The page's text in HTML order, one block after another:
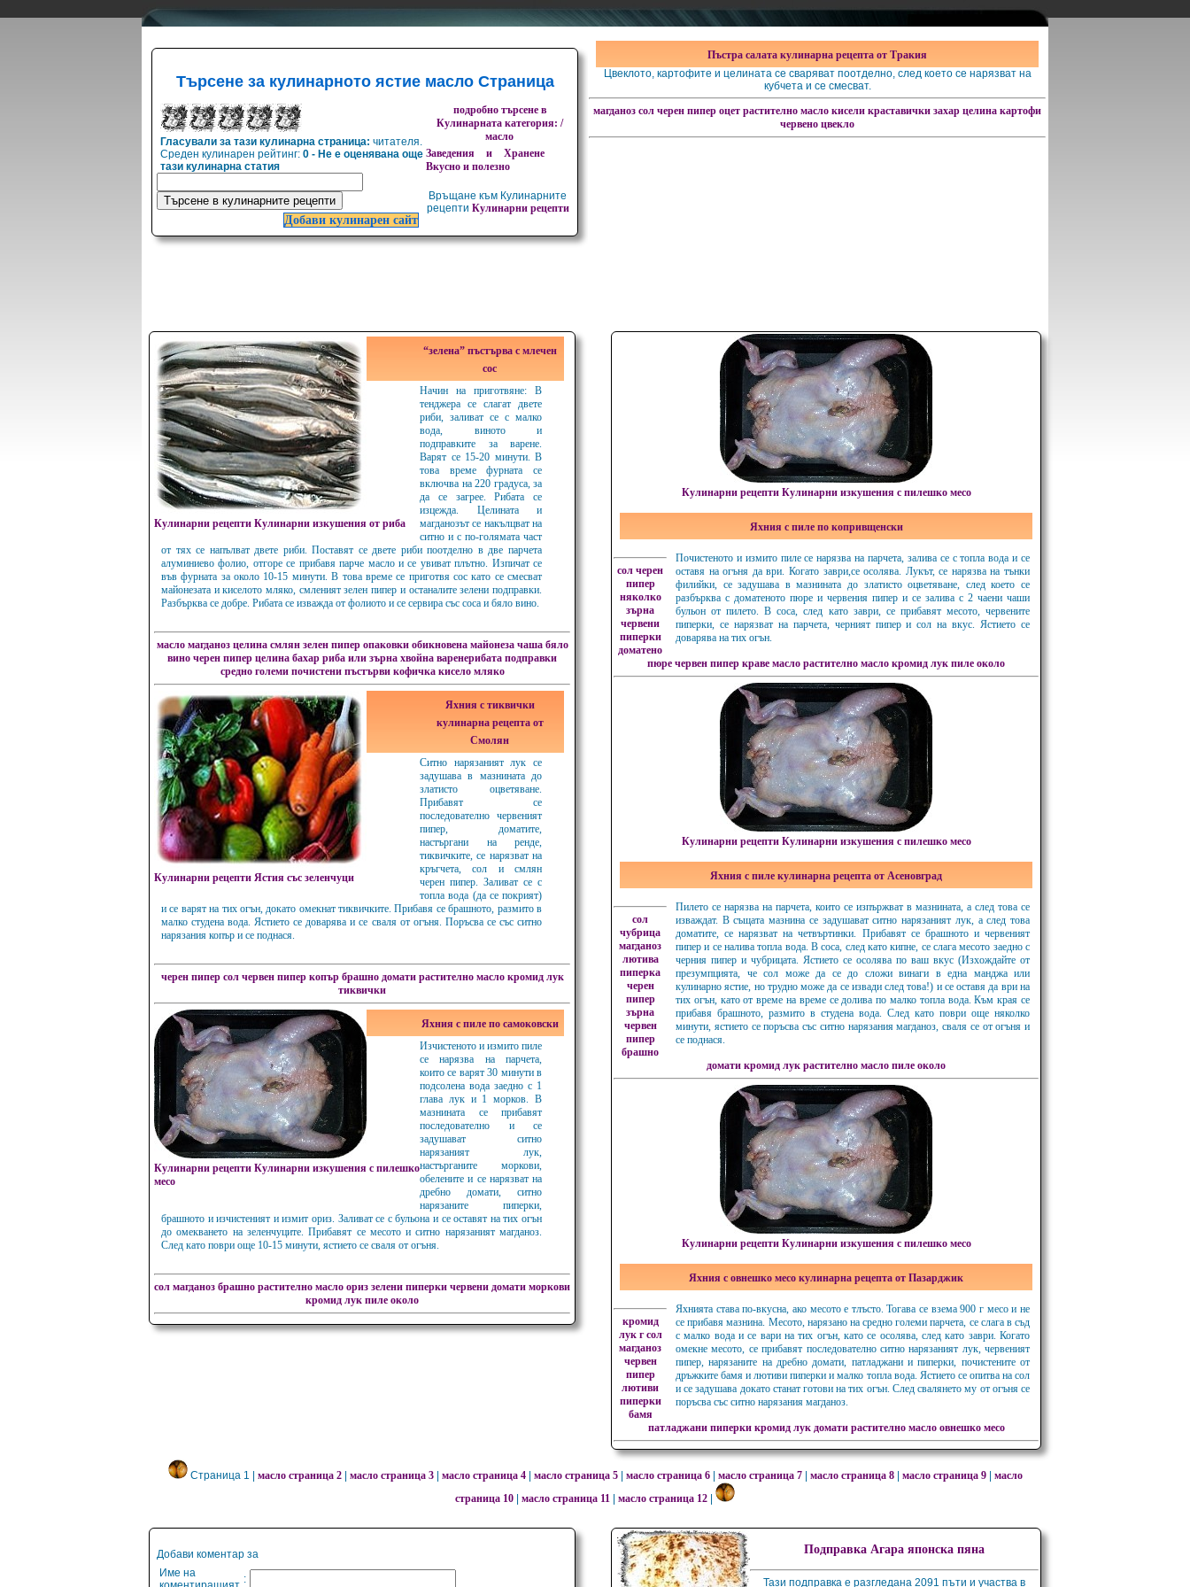
Търсене за кулинарното ястие масло Страница
Гласували за тази кулинарна страница: читателя.
Среден кулинарен рейтинг: 0 - Не е оценявана още
тази кулинарна статия
подробно търсене в
Кулинарната категория: /
масло
Добави кулинарен сайт
Заведения и Хранене
Вкусно и полезно
Връщане към Кулинарните
рецепти Кулинарни рецепти
Пъстра салата кулинарна рецепта от Тракия
Цвеклото, картофите и целината се сваряват поотделно, след което се нарязват на
кубчета и се смесват.
магданоз сол черен пипер оцет растително масло кисели краставички захар целина картофи
червено цвекло
Кулинарни рецепти Кулинарни изкушения от риба
“зелена” пъстърва с млечен
сос
Начин на приготвяне: В
тенджера се слагат двете
риби, заливат се с малко
вода, виното и
подправките за варене.
Варят се 15-20 минути. В
това време фурната се
включва на 220 градуса, за
да се загрее. Рибата се
изцежда. Целината и
магданозът се накълцват на
ситно и с по-голямата част
от тях се напълват двете риби. Поставят се двете риби поотделно в две парчета
алуминиево фолио, отгоре се прибавя парче масло и се увиват плътно. Изпичат се
във фурната за около 10-15 минути. В това време се приготвя сос като се смесват
майонезата и киселото мляко, смленият зелен пипер и останалите зелени подправки.
Разбърква се добре. Рибата се изважда от фолиото и се сервира със соса и бяло вино.
масло магданоз целина смлян зелен пипер опаковки обикновена майонеза чаша бяло
вино черен пипер целина бахар риба или зърна хвойна варенерибата подправки
средно големи почистени пъстърви кофичка кисело мляко
Кулинарни рецепти Ястия със зеленчуци
Яхния с тиквички
кулинарна рецепта от
Смолян
Ситно нарязаният лук се
задушава в мазнината до
златисто оцветяване.
Прибавят се
последователно червеният
пипер, доматите,
настъргани на ренде,
тиквичките, се нарязват на
кръгчета, сол и смлян
черен пипер. Заливат се с
топла вода (да се покрият)
и се варят на тих огън, докато омекнат тиквичките. Прибавя се брашното, размито в
малко студена вода. Ястието се доварява и се сваля от огъня. Поръсва се със ситно
нарязания копър и се поднася.
черен пипер сол червен пипер копър брашно домати растително масло кромид лук
тиквички
Кулинарни рецепти Кулинарни изкушения с пилешко
месо
Яхния с пиле по самоковски
Изчистеното и измито пиле
се нарязва на парчета,
които се варят 30 минути в
подсолена вода заедно с 1
глава лук и 1 морков. В
мазнината се прибавят
последователно и се
задушават ситно
нарязаният лук,
настърганите моркови,
обелените и се нарязват на
дребно домати, ситно
нарязаните пиперки,
брашното и изчистеният и измит ориз. Заливат се с бульона и се оставят на тих огън
до омекването на зеленчуците. Прибавят се месото и ситно нарязаният магданоз.
След като поври още 10-15 минути, ястието се сваля от огъня.
сол магданоз брашно растително масло ориз зелени пиперки червени домати моркови
кромид лук пиле около
Кулинарни рецепти Кулинарни изкушения с пилешко месо
Яхния с пиле по копривщенски
Почистеното и измито пиле се нарязва на парчета, залива се с топла вода и се
оставя на огъня да ври. Когато заври,се осолява. Лукът, се нарязва на тънки
филийки, се задушава в мазнината до златисто оцветяване, след което се
разбърква с доматеното пюре и червения пипер и се залива с 2 чаени чаши
бульон от пилето. В соса, след като заври, се прибавят месото, червените
пиперки, се нарязват на парчета, черният пипер и сол на вкус. Ястието се
доварява на тих огън.
сол черен
пипер
няколко
зърна
червени
пиперки
доматено
пюре червен пипер краве масло растително масло кромид лук пиле около
Кулинарни рецепти Кулинарни изкушения с пилешко месо
Яхния с пиле кулинарна рецепта от Асеновград
Пилето се нарязва на парчета, които се изпържват в мазнината, а след това се
изваждат. В същата мазнина се задушават ситно нарязаният лук, а след това
доматите, се нарязват на четвъртинки. Прибавят се брашното и червеният
пипер и се налива топла вода. В соса, след като кипне, се слага месото заедно с
черния пипер и чубрицата. Ястието се осолява по ваш вкус (Изхождайте от
презумпцията, че сол може да се до сложи винаги в една манджа или
кулинарно ястие, но трудно може да се извади след това!) и се оставя да ври на
тих огън, като от време на време се долива по малко топла вода. Към края се
прибавя брашното, размито в студена вода. След като поври още няколко
минути, ястието се поръсва със ситно нарязания магданоз, сваля се от огъня и
се поднася.
сол
чубрица
магданоз
лютива
пиперка
черен
пипер
зърна
червен
пипер
брашно
домати кромид лук растително масло пиле около
Кулинарни рецепти Кулинарни изкушения с пилешко месо
Яхния с овнешко месо кулинарна рецепта от Пазарджик
Яхнията става по-вкусна, ако месото е тлъсто. Тогава се взема 900 г месо и не
се прибавя мазнина. Месото, нарязано на средно големи парчета, се слага в съд
с малко вода и се вари на тих огън, като се осолява, след като заври. Когато
омекне месото, се прибавят последователно ситно нарязаният лук, червеният
пипер, нарязаните на дребно домати, патладжани и пиперки, почистените от
дръжките бамя и лютиви пиперки и малко топла вода. Ястието се опитва на сол
и се задушава докато станат готови на тих огън. След свалянето му от огъня се
поръсва със ситно нарязания магданоз.
кромид
лук г сол
магданоз
червен
пипер
лютиви
пиперки
бамя
патладжани пиперки кромид лук домати растително масло овнешко месо
Страница 1 | масло страница 2| масло страница 3| масло страница 4| масло страница 5| масло страница 6| масло страница 7| масло страница 8| масло страница 9| масло
страница 10
масло страница 11 масло страница 12
Добави коментар за
Име на
:
Подправка Агара японска пяна
Тази подправка е разгледана 2091 пъти и участва в